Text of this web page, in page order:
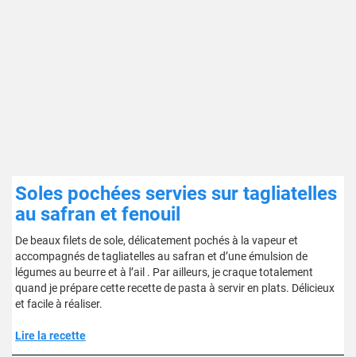
Soles pochées servies sur tagliatelles
au safran et fenouil
De beaux filets de sole, délicatement pochés à la vapeur et
accompagnés de tagliatelles au safran et d’une émulsion de
légumes au beurre et à l’ail . Par ailleurs, je craque totalement
quand je prépare cette recette de pasta à servir en plats. Délicieux
et facile à réaliser.
Lire la recette